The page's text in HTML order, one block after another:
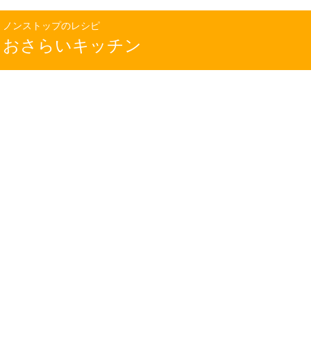
ノンストップのレシピ
おさらいキッチン